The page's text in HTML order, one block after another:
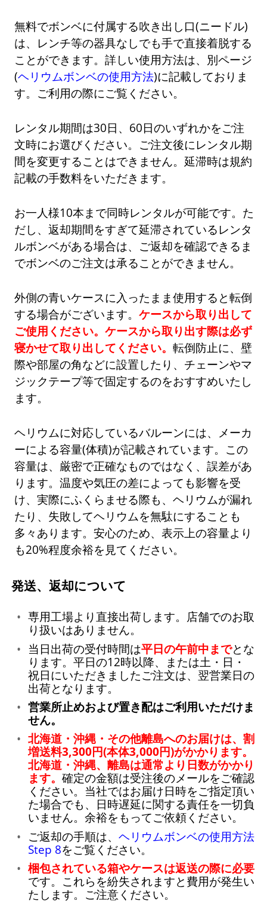
無料でボンベに付属する吹き出し口(ニードル)
は、レンチ等の器具なしでも手で直接着脱する
ことができます。詳しい使用方法は、別ページ
(ヘリウムボンベの使用方法)に記載しておりま
す。ご利用の際にご覧ください。
レンタル期間は30日、60日のいずれかをご注
文時にお選びください。ご注文後にレンタル期
間を変更することはできません。延滞時は規約
記載の手数料をいただきます。
お一人様10本まで同時レンタルが可能です。た
だし、返却期間をすぎて延滞されているレンタ
ルボンベがある場合は、ご返却を確認できるま
でボンベのご注文は承ることができません。
外側の青いケースに入ったまま使用すると転倒
する場合がございます。ケースから取り出して
ご使用ください。ケースから取り出す際は必ず
寝かせて取り出してください。転倒防止に、壁
際や部屋の角などに設置したり、チェーンやマ
ジックテープ等で固定するのをおすすめいたし
ます。
ヘリウムに対応しているバルーンには、メーカ
ーによる容量(体積)が記載されています。この
容量は、厳密で正確なものではなく、誤差があ
ります。温度や気圧の差によっても影響を受
け、実際にふくらませる際も、ヘリウムが漏れ
たり、失敗してヘリウムを無駄にすることも
多々あります。安心のため、表示上の容量より
も20%程度余裕を見てください。
発送、返却について
専用工場より直接出荷します。店舗でのお取
り扱いはありません。
当日出荷の受付時間は平日の午前中までとな
ります。平日の12時以降、または土・日・
祝日にいただきましたご注文は、翌営業日の
出荷となります。
営業所止めおよび置き配はご利用いただけま
せん。
北海道・沖縄・その他離島へのお届けは、割
増送料3,300円(本体3,000円)がかかります。
北海道・沖縄、離島は通常より日数がかかり
ます。 確定の金額は受注後のメールをご確認
ください。当社ではお届け日時をご指定頂い
た場合でも、日時遅延に関する責任を一切負
いません。余裕をもってご依頼ください。
ご返却の手順は、 ヘリウムボンベの使用方法
Step 8をご覧ください。
梱包されている箱やケースは返送の際に必要
です。これらを紛失されますと費用が発生い
たします。ご注意ください。